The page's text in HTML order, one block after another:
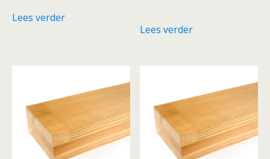
Lees verder
Lees verder